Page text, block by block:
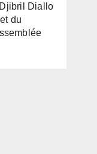
Diallo
du